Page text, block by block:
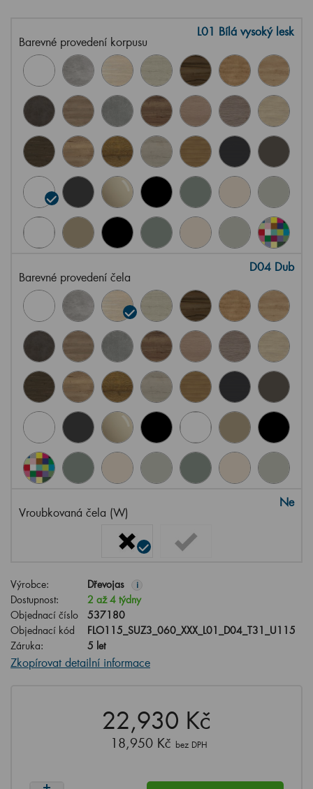
Barevné provedení korpusu
L01 Bílá vysoký lesk
Barevné provedení čela
D04 Dub
Vroubkovaná čela (W)
Ne
Výrobce: Dřevojas i
Dostupnost:
2 až 4 týdny
Objednací číslo
537180
Objednací kód
FLO115_SUZ3_060_XXX_L01_D04_T31_U115
Záruka:
5 let
Zkopírovat detailní informace
22,930 Kč
18,950 Kč bez DPH